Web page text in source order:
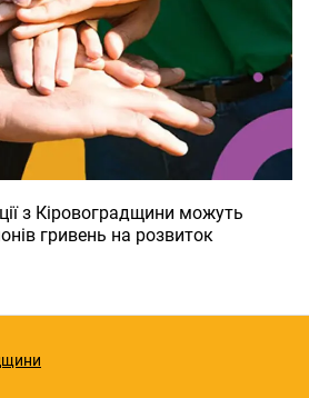
з Кіровоградщини можуть
гривень на розвиток